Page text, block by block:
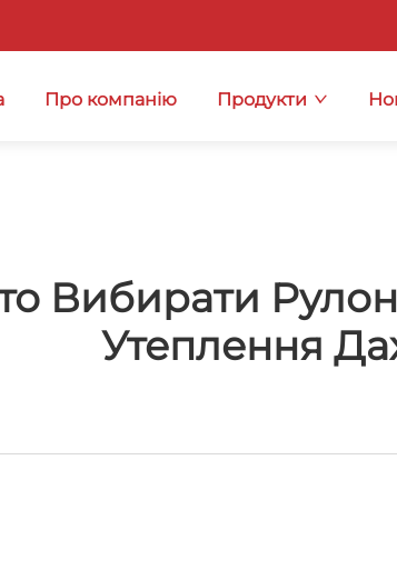
Про компанію Продукти
Вибирати
Утеплення